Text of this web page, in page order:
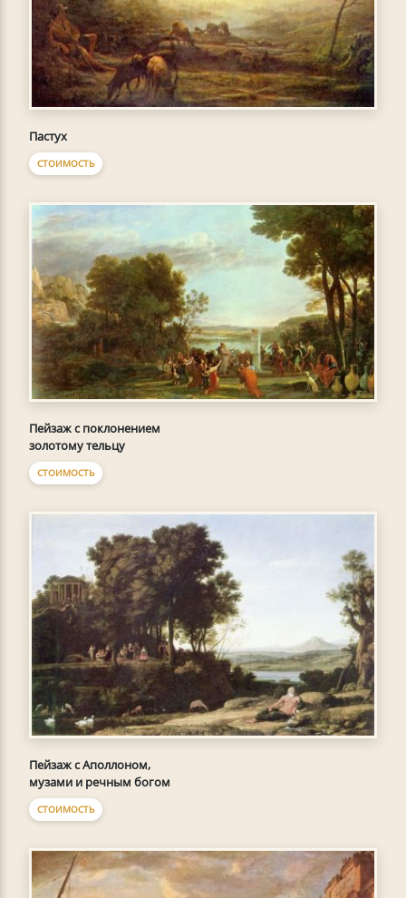
Пастух
СТОИМОСТЬ
Пейзаж с поклонением
золотому тельцу
СТОИМОСТЬ
Пейзаж с Аполлоном,
музами и речным богом
СТОИМОСТЬ